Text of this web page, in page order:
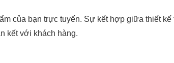
của bạn trực tuyến. Sự kết hợp giữa thiết kế
kết với khách hàng.